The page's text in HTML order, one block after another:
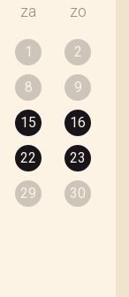
za zo
1 2
8 9
15 16
22 23
29 30